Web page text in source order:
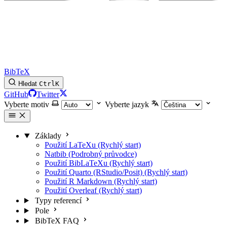
BibTeX
Hledat CtrlK
GitHub
Twitter
Vyberte motiv
Vyberte jazyk
Základy
Použití LaTeXu (Rychlý start)
Natbib (Podrobný průvodce)
Použití BibLaTeXu (Rychlý start)
Použití Quarto (RStudio/Posit) (Rychlý start)
Použití R Markdown (Rychlý start)
Použití Overleaf (Rychlý start)
Typy referencí
Pole
BibTeX FAQ